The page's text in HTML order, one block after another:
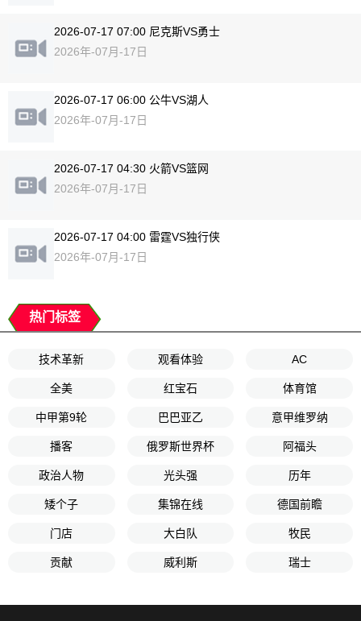
2026-07-17 07:00 尼克斯VS勇士
2026年-07月-17日
2026-07-17 06:00 公牛VS湖人
2026年-07月-17日
2026-07-17 04:30 火箭VS篮网
2026年-07月-17日
2026-07-17 04:00 雷霆VS独行侠
2026年-07月-17日
热门标签
技术革新 观看体验 AC
全美 红宝石 体育馆
中甲第9轮 巴巴亚乙 意甲维罗纳
播客 俄罗斯世界杯 阿福头
政治人物 光头强 历年
矮个子 集锦在线 德国前瞻
门店 大白队 牧民
贡献 威利斯 瑞士